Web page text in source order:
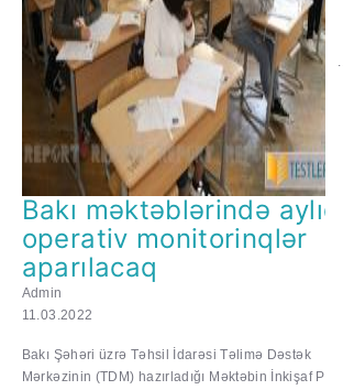
Bakı məktəblərində aylıq
operativ monitorinqlər
aparılacaq
Admin
11.03.2022
Bakı Şəhəri üzrə Təhsil İdarəsi Təlimə Dəstək
Mərkəzinin (TDM) hazırladığı Məktəbin İnkişaf Planı